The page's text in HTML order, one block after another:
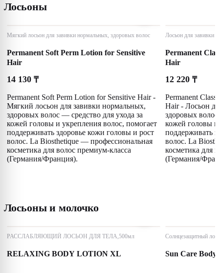
Лосьоны
Мягкий лосьон для завивки нормальных, здоровых волос
Permanent Soft Perm Lotion for Sensitive
Hair
14 130 ₸
Permanent Soft Perm Lotion for Sensitive Hair -
Мягкий лосьон для завивки нормальных,
здоровых волос — средство для ухода за
кожей головы и укрепления волос, помогает
поддерживать здоровье кожи головы и рост
волос. La Biosthetique — профессиональная
косметика для волос премиум-класса
(Германия/Франция).
Лосьон для завивки
Permanent
Hair
12 220 ₸
Permanent
Hair - Лосьон
здоровых
кожей головы
поддерживать
волос. La
косметика для
(Германия/
Лосьоны и молочко
РАССЛАБЛЯЮЩИЙ ЛОСЬОН ДЛЯ ТЕЛА,500мл
RELAXING BODY LOTION XL
Солнцезащитный
Sun Care Body